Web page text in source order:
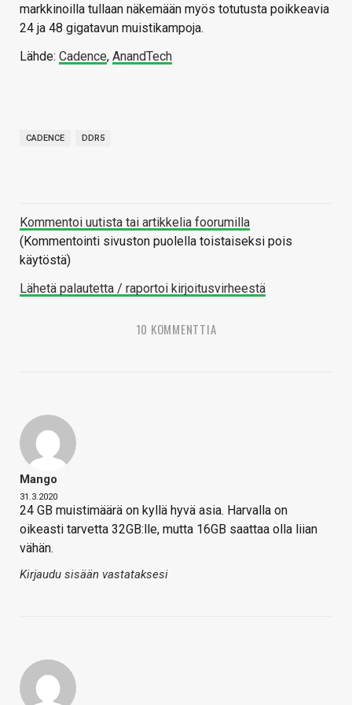
markkinoilla tullaan näkemään myös totutusta poikkeavia
24 ja 48 gigatavun muistikampoja.
Lähde: Cadence, AnandTech
CADENCE DDR5
Kommentoi uutista tai artikkelia foorumilla
(Kommentointi sivuston puolella toistaiseksi pois
käytöstä)
Lähetä palautetta / raportoi kirjoitusvirheestä
10 KOMMENTTIA
Mango
31.3.2020
24 GB muistimäärä on kyllä hyvä asia. Harvalla on
oikeasti tarvetta 32GB:lle, mutta 16GB saattaa olla liian
vähän.
Kirjaudu sisään vastataksesi